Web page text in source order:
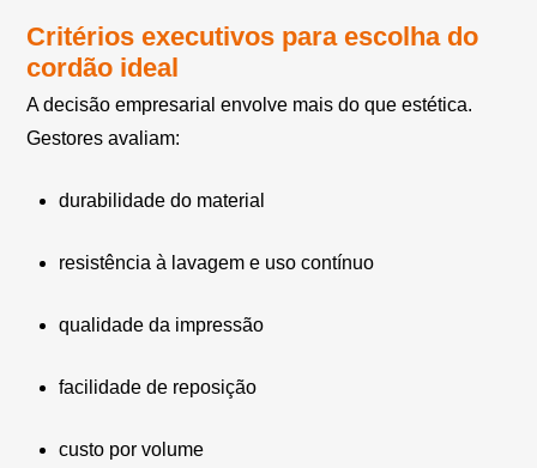
Critérios executivos para escolha do
cordão ideal
A decisão empresarial envolve mais do que estética.
Gestores avaliam:
durabilidade do material
resistência à lavagem e uso contínuo
qualidade da impressão
facilidade de reposição
custo por volume